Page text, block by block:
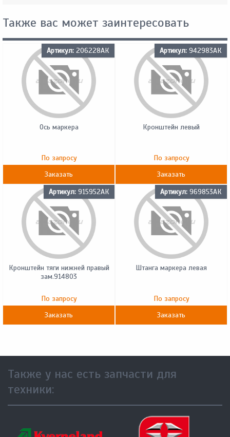
Также вас может заинтересовать
Артикул: 206228АК
Ось маркера
По запросу
Заказать
Артикул: 942983АК
Кронштейн левый
По запросу
Заказать
Артикул: 915952АК
Кронштейн тяги нижней правый
зам.914803
По запросу
Заказать
Артикул: 969853АК
Штанга маркера левая
По запросу
Заказать
Также у нас есть запчасти для
техники: